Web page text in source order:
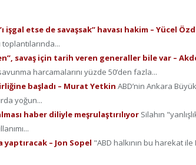
işgal etse de savaşsak” havası hakim – Yücel
savaş için tarih veren generaller bile var –
harcamalarını yüzde 50’den fazla...
başladı – Murat Yetkin ABD’nin Ankara
yoğun...
haber diliyle meşrulaştırılıyor Silahın
– Jon Sopel "ABD halkının bu harekat ile